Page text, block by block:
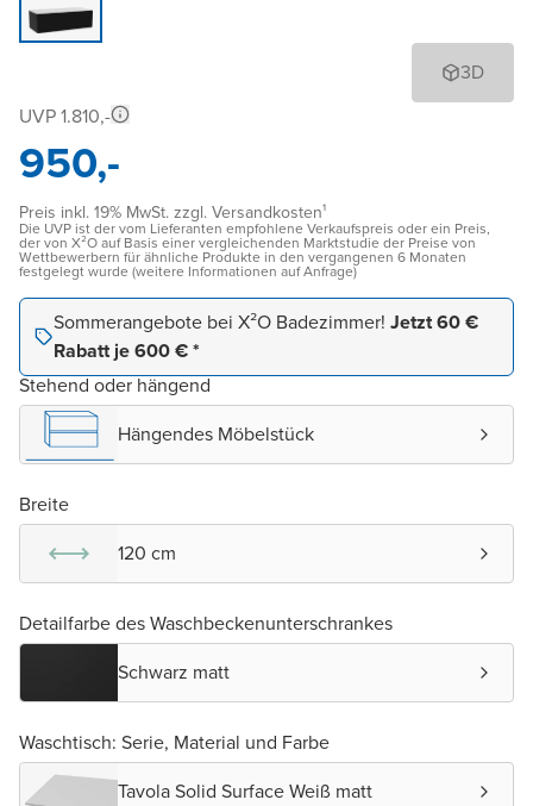
3D
UVP 1.810,-
950,-
Preis inkl. 19% MwSt. zzgl. Versandkosten¹
Die UVP ist der vom Lieferanten empfohlene Verkaufspreis oder ein Preis,
der von X²O auf Basis einer vergleichenden Marktstudie der Preise von
Wettbewerbern für ähnliche Produkte in den vergangenen 6 Monaten
festgelegt wurde (weitere Informationen auf Anfrage)
Sommerangebote bei X²O Badezimmer! Jetzt 60 €
Rabatt je 600 € *
Stehend oder hängend
Hängendes Möbelstück
Breite
120 cm
Detailfarbe des Waschbeckenunterschrankes
Schwarz matt
Waschtisch: Serie, Material und Farbe
Tavola Solid Surface Weiß matt